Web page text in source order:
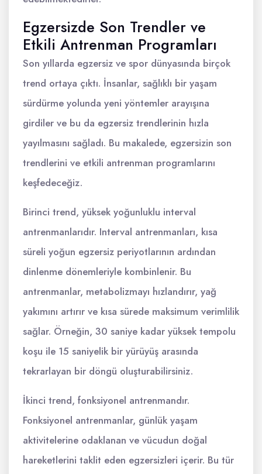
Egzersizde Son Trendler ve
Etkili Antrenman Programları
Son yıllarda egzersiz ve spor dünyasında birçok
trend ortaya çıktı. İnsanlar, sağlıklı bir yaşam
sürdürme yolunda yeni yöntemler arayışına
girdiler ve bu da egzersiz trendlerinin hızla
yayılmasını sağladı. Bu makalede, egzersizin son
trendlerini ve etkili antrenman programlarını
keşfedeceğiz.
Birinci trend, yüksek yoğunluklu interval
antrenmanlarıdır. Interval antrenmanları, kısa
süreli yoğun egzersiz periyotlarının ardından
dinlenme dönemleriyle kombinlenir. Bu
antrenmanlar, metabolizmayı hızlandırır, yağ
yakımını artırır ve kısa sürede maksimum verimlilik
sağlar. Örneğin, 30 saniye kadar yüksek tempolu
koşu ile 15 saniyelik bir yürüyüş arasında
tekrarlayan bir döngü oluşturabilirsiniz.
İkinci trend, fonksiyonel antrenmandır.
Fonksiyonel antrenmanlar, günlük yaşam
aktivitelerine odaklanan ve vücudun doğal
hareketlerini taklit eden egzersizleri içerir. Bu tür